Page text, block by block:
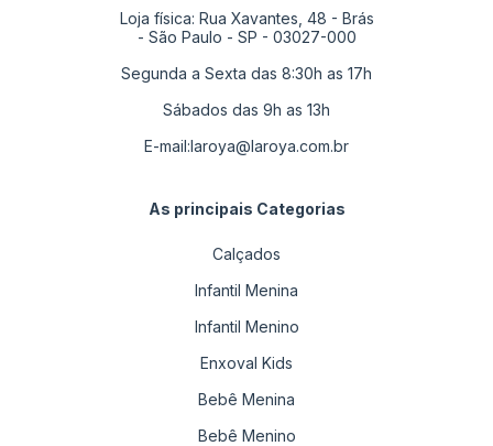
Loja física: Rua Xavantes, 48 - Brás
- São Paulo - SP - 03027-000
Segunda a Sexta das 8:30h as 17h
Sábados das 9h as 13h
E-mail:laroya@laroya.com.br
As principais Categorias
Calçados
Infantil Menina
Infantil Menino
Enxoval Kids
Bebê Menina
Bebê Menino